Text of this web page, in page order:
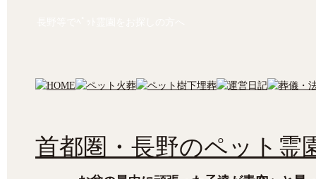
首都圏・長野のペット霊